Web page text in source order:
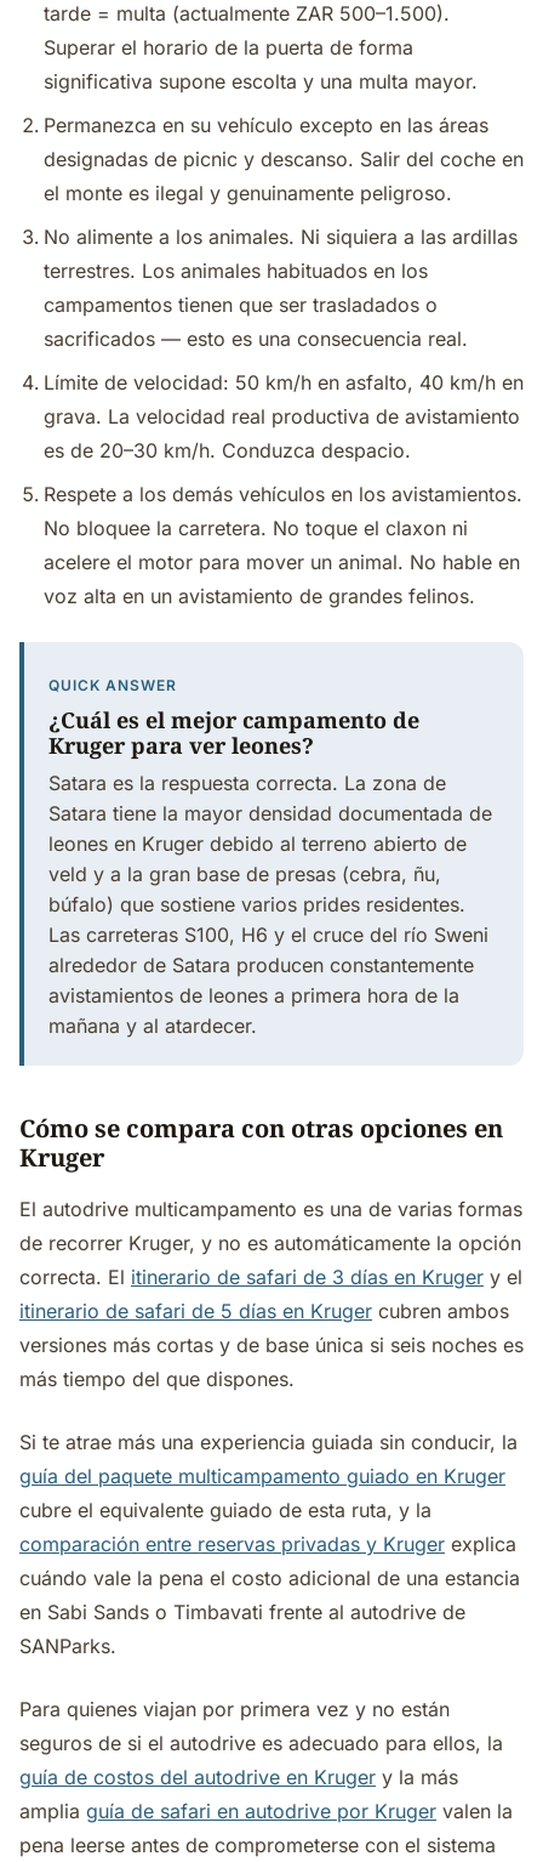
tarde = multa (actualmente ZAR 500–1.500).
Superar el horario de la puerta de forma
significativa supone escolta y una multa mayor.
Permanezca en su vehículo excepto en las áreas
designadas de picnic y descanso. Salir del coche en
el monte es ilegal y genuinamente peligroso.
No alimente a los animales. Ni siquiera a las ardillas
terrestres. Los animales habituados en los
campamentos tienen que ser trasladados o
sacrificados — esto es una consecuencia real.
Límite de velocidad: 50 km/h en asfalto, 40 km/h en
grava. La velocidad real productiva de avistamiento
es de 20–30 km/h. Conduzca despacio.
Respete a los demás vehículos en los avistamientos.
No bloquee la carretera. No toque el claxon ni
acelere el motor para mover un animal. No hable en
voz alta en un avistamiento de grandes felinos.
QUICK ANSWER
¿Cuál es el mejor campamento de
Kruger para ver leones?
Satara es la respuesta correcta. La zona de
Satara tiene la mayor densidad documentada de
leones en Kruger debido al terreno abierto de
veld y a la gran base de presas (cebra, ñu,
búfalo) que sostiene varios prides residentes.
Las carreteras S100, H6 y el cruce del río Sweni
alrededor de Satara producen constantemente
avistamientos de leones a primera hora de la
mañana y al atardecer.
Cómo se compara con otras opciones en
Kruger
El autodrive multicampamento es una de varias formas
de recorrer Kruger, y no es automáticamente la opción
correcta. El itinerario de safari de 3 días en Kruger y el
itinerario de safari de 5 días en Kruger cubren ambos
versiones más cortas y de base única si seis noches es
más tiempo del que dispones.
Si te atrae más una experiencia guiada sin conducir, la
guía del paquete multicampamento guiado en Kruger
cubre el equivalente guiado de esta ruta, y la
comparación entre reservas privadas y Kruger explica
cuándo vale la pena el costo adicional de una estancia
en Sabi Sands o Timbavati frente al autodrive de
SANParks.
Para quienes viajan por primera vez y no están
seguros de si el autodrive es adecuado para ellos, la
guía de costos del autodrive en Kruger y la más
amplia guía de safari en autodrive por Kruger valen la
pena leerse antes de comprometerse con el sistema